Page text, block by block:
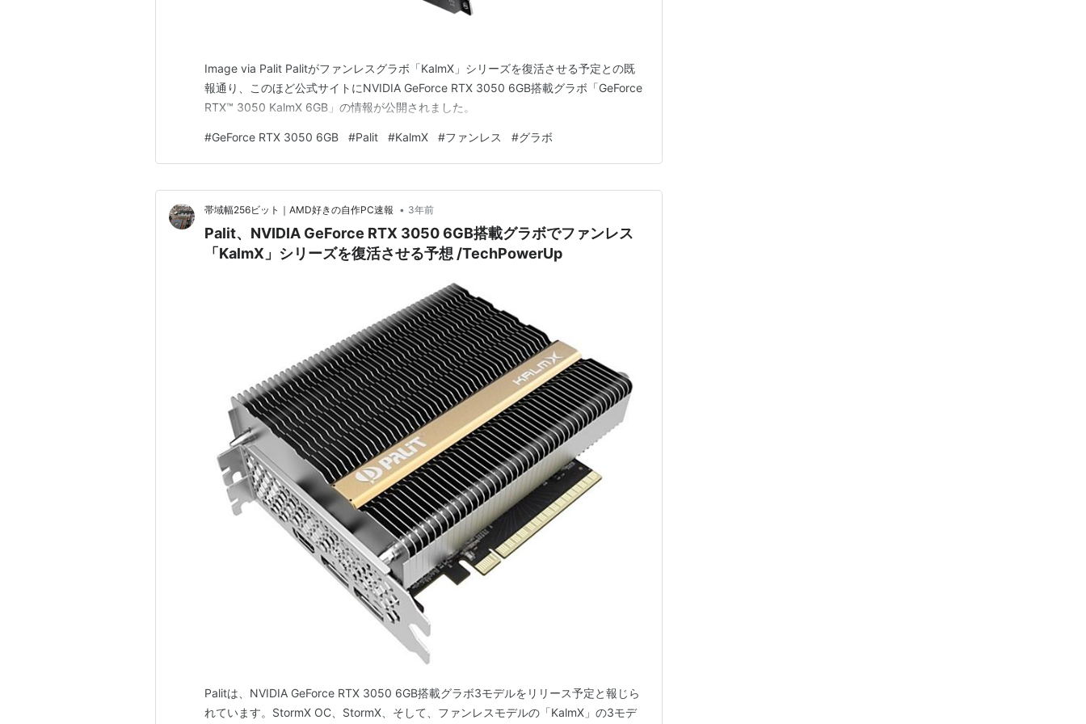
Image via Palit Palitがファンレスグラボ「KalmX」シリーズを復活させる予定との既
報通り、このほど公式サイトにNVIDIA GeForce RTX 3050 6GB搭載グラボ「GeForce
RTX™ 3050 KalmX 6GB」の情報が公開されました。
#GeForce RTX 3050 6GB #Palit #KalmX #ファンレス #グラボ
帯域幅256ビット｜AMD好きの自作PC速報 • 3年前
Palit、NVIDIA GeForce RTX 3050 6GB搭載グラボでファンレス
「KalmX」シリーズを復活させる予想 /TechPowerUp
Palitは、NVIDIA GeForce RTX 3050 6GB搭載グラボ3モデルをリリース予定と報じら
れています。StormX OC、StormX、そして、ファンレスモデルの「KalmX」の3モデ